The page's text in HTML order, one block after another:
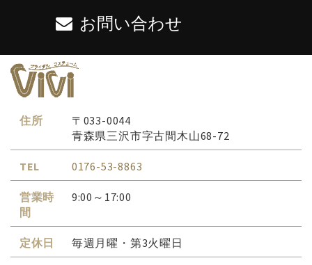
お問い合わせ
住所
〒033-0044
青森県三沢市字古間木山68-72
TEL 0176-53-8863
営業時
間
9:00～17:00
定休日 毎週月曜・第3火曜日